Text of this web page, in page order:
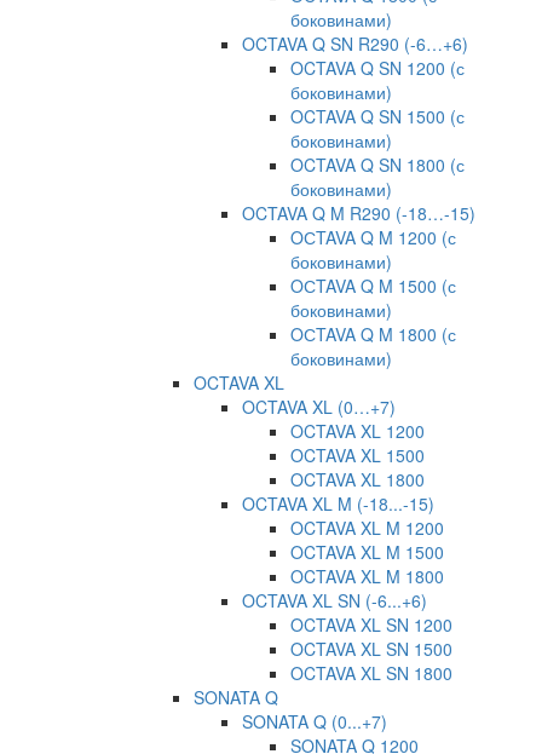
боковинами)
OCTAVA Q SN R290 (-6…+6)
OCTAVA Q SN 1200 (с
боковинами)
OCTAVA Q SN 1500 (с
боковинами)
OCTAVA Q SN 1800 (с
боковинами)
OCTAVA Q M R290 (-18…-15)
OСTAVA Q M 1200 (с
боковинами)
OСTAVA Q M 1500 (с
боковинами)
OСTAVA Q M 1800 (с
боковинами)
OCTAVA XL
OCTAVA XL (0…+7)
OCTAVA XL 1200
OCTAVA XL 1500
OCTAVA XL 1800
OCTAVA XL M (-18...-15)
OCTAVA XL M 1200
OCTAVA XL M 1500
OCTAVA XL M 1800
OCTAVA XL SN (-6...+6)
OCTAVA XL SN 1200
OCTAVA XL SN 1500
OCTAVA XL SN 1800
SONATA Q
SONATA Q (0...+7)
SONATA Q 1200